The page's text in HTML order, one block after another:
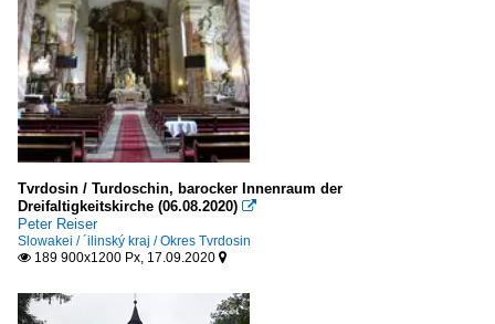
Tvrdosin / Turdoschin, barocker Innenraum der
Dreifaltigkeitskirche (06.08.2020) 
Peter Reiser
Slowakei / ´ilinský kraj / Okres Tvrdosin
 189 900x1200 Px, 17.09.2020 